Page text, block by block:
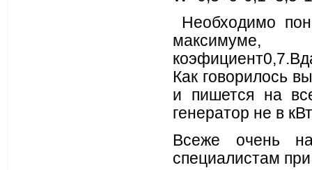
Необходимо
Как говорилось
и пишется на
генератор не в
Всеже очень
специалистам